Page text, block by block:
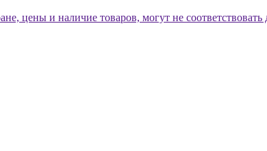
цены и наличие товаров, могут не